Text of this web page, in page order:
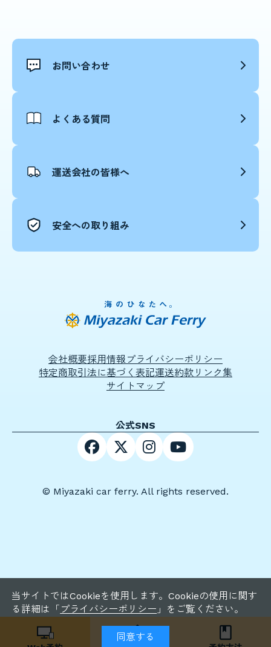
当サイトではCookieを使用します。Cookieの使用に関す
る詳細は「 プライバシーポリシー 」をご覧ください。
同意する
お問い合わせ
よくある質問
運送会社の皆様へ
安全への取り組み
会社概要採用情報プライバシーポリシー
特定商取引法に基づく表記運送約款リンク集
サイトマップ
公式SNS
© Miyazaki car ferry. All rights reserved.